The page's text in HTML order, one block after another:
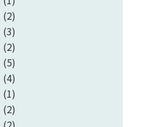
(2)
(3)
(2)
(5)
(4)
(1)
(2)